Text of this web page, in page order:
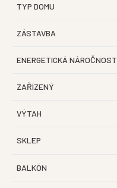
TYP DOMU
ZÁSTAVBA
ENERGETICKÁ NÁROČNOST
ZAŘÍZENÝ
VÝTAH
SKLEP
BALKÓN